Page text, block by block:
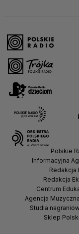
Polskie
Informacyjna
Redakcja
Redakcja
Centrum
Agencja
Studia
Sklep